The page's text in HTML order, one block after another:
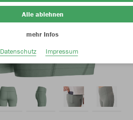
Alle ablehnen
mehr Infos
Datenschutz
Impressum